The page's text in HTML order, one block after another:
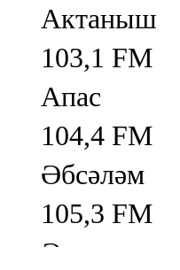
Актаныш
103,1 FM
Апас
104,4 FM
Әбсәләм
105,3 FM
Әлмәт